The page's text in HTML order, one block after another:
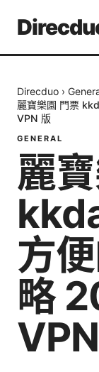
Direcduo ›
麗寶樂園 門票
VPN 版
GENERAL
麗
方
略